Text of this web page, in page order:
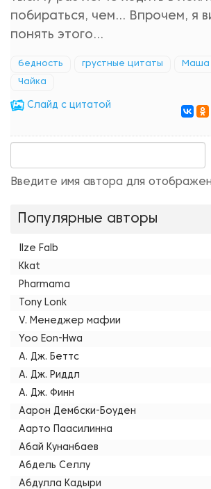
побираться, чем... Впрочем, я
понять этого...
бедность грустные цитаты Маша
Чайка
Cлайд с цитатой
Введите имя автора для
Популярные авторы
Ilze Falb
Kkat
Pharmama
Tony Lonk
V. Менеджер мафии
Yoo Eon-Hwa
А. Дж. Беттс
А. Дж. Риддл
А. Дж. Финн
Аарон Дембски-Боуден
Аарто Паасилинна
Абай Кунанбаев
Абдель Селлу
Абдулла Кадыри